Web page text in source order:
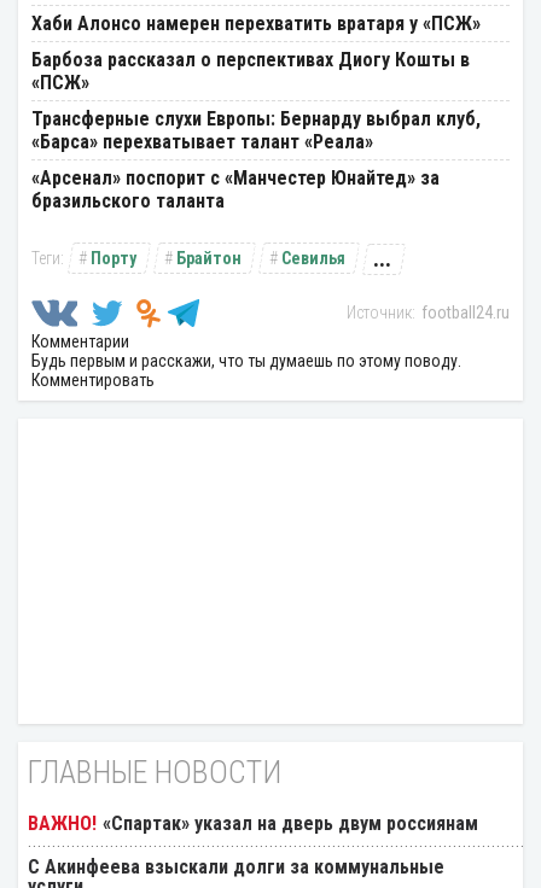
Хаби Алонсо намерен перехватить вратаря у «ПСЖ»
Барбоза рассказал о перспективах Диогу Кошты в
«ПСЖ»
Трансферные слухи Европы: Бернарду выбрал клуб,
«Барса» перехватывает талант «Реала»
«Арсенал» поспорит с «Манчестер Юнайтед» за
бразильского таланта
Порту Брайтон Севилья ...
football24.ru
Комментарии
Будь первым и расскажи, что ты думаешь по этому поводу.
Комментировать
ГЛАВНЫЕ НОВОСТИ
«Спартак» указал на дверь двум россиянам
С Акинфеева взыскали долги за коммунальные